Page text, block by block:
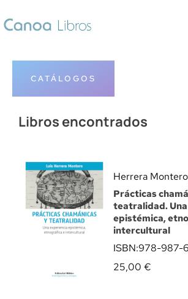
CATÁLOGOS
Libros encontrados
Herrera
Prácticas
teatralidad.
epistémica,
intercultural
ISBN:978-987-
25,00 €